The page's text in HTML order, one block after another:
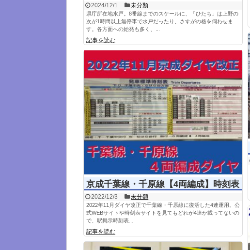
2024/12/1 未分類
県庁所在地水戸。8番線までのスケールに、「ひたち」は上野の
次が1時間以上無停車で水戸だったり、さすがの格を伺わせま
す。各方面への始発も多く、...
記事を読む
京成千葉線・千原線【4両編成】時刻表
2022/12/3 未分類
2022年11月ダイヤ改正で千葉線・千原線に復活した4連運用。公
式WEBサイトや時刻表サイトを見てもどれが4連か載ってないの
で、駅掲示時刻表...
記事を読む